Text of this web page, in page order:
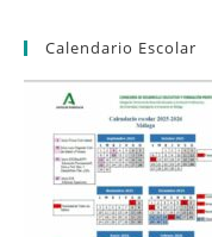
Calendario Escolar